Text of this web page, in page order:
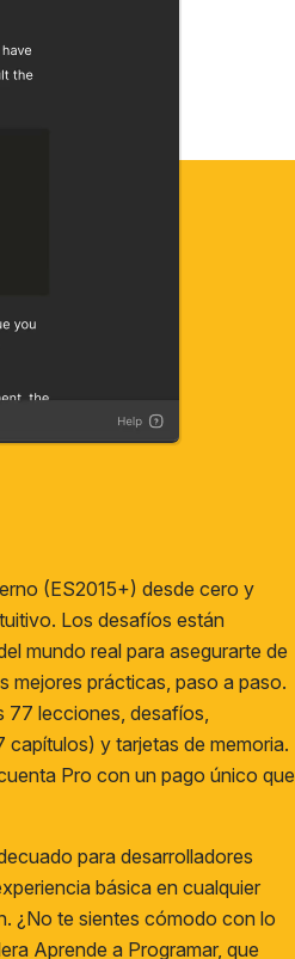
(ES2015+) desde cero y
Los desafíos están
mundo real para asegurarte de
mejores prácticas, paso a paso.
77 lecciones, desafíos,
y tarjetas de memoria.
Pro con un pago único que
para desarrolladores
básica en cualquier
¿No te sientes cómodo con lo
Aprende a Programar, que